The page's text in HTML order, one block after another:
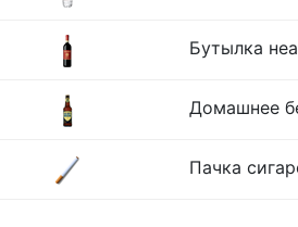
Бутылка
Домашнее
Пачка